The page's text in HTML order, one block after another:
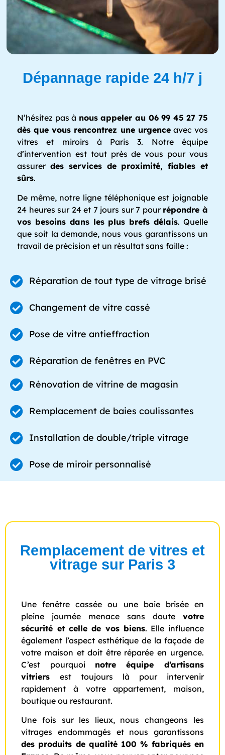
Dépannage rapide 24 h/7 j
N’hésitez pas à nous appeler au 06 99 45 27 75
dès que vous rencontrez une urgenceavec vos
vitres et miroirs à Paris 3. Notre équipe
d’intervention est tout près de vous pour vous
assurer des services de proximité, fiables et
sûrs.
De même, notre ligne téléphonique est joignable
24 heures sur 24 et 7 jours sur 7 pour répondre à
vos besoins dans les plus brefs délais. Quelle
que soit la demande, nous vous garantissons un
travail de précision et un résultat sans faille :
Réparation de tout type de vitrage brisé
Changement de vitre cassé
Pose de vitre antieffraction
Réparation de fenêtres en PVC
Rénovation de vitrine de magasin
Remplacement de baies coulissantes
Installation de double/triple vitrage
Pose de miroir personnalisé
Remplacement de vitres et
vitrage sur Paris 3
Une fenêtre cassée ou une baie brisée en
pleine journée menace sans doute votre
sécurité et celle de vos biens. Elle influence
également l’aspect esthétique de la façade de
votre maison et doit être réparée en urgence.
C’est pourquoi notre équipe d’artisans
vitriersest toujours là pour intervenir
rapidement à votre appartement, maison,
boutique ou restaurant.
Une fois sur les lieux, nous changeons les
vitrages endommagés et nous garantissons
des produits de qualité 100 % fabriqués en